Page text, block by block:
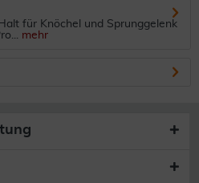
für Knöchel und Sprunggelenk
mehr